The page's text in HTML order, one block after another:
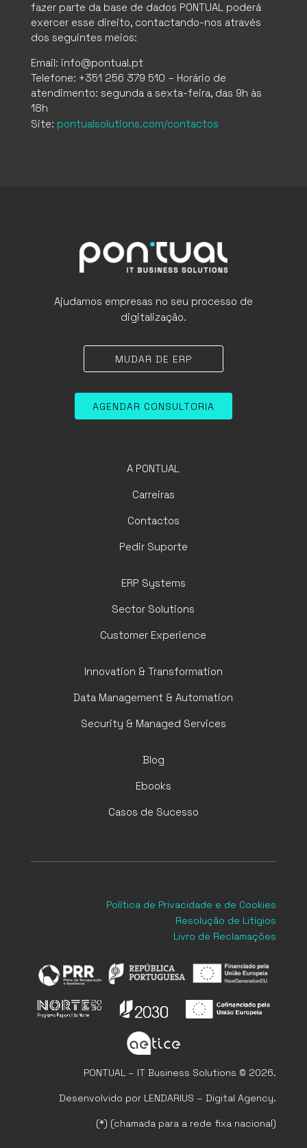
fazer parte da base de dados PONTUAL poderá
exercer esse direito, contactando-nos através
dos seguintes meios:
Email: info@pontual.pt
Telefone: +351 256 379 510 – Horário de
atendimento: segunda a sexta-feira, das 9h às
18h
Site: pontualsolutions.com/contactos
Ajudamos empresas no seu processo de
digitalização.
MUDAR DE ERP
AGENDAR CONSULTORIA
A PONTUAL
Carreiras
Contactos
Pedir Suporte
ERP Systems
Sector Solutions
Customer Experience
Innovation & Transformation
Data Management & Automation
Security & Managed Services
Blog
Ebooks
Casos de Sucesso
Política de Privacidade e de Cookies
Resolução de Litígios
Livro de Reclamações
PONTUAL – IT Business Solutions © 2026.
Desenvolvido por LENDARIUS – Digital Agency.
(*) (chamada para a rede fixa nacional)